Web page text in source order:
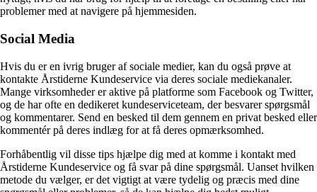
problemer med at navigere på hjemmesiden.
Social Media
Hvis du er en ivrig bruger af sociale medier, kan du også prøve at
kontakte Årstiderne Kundeservice via deres sociale mediekanaler.
Mange virksomheder er aktive på platforme som Facebook og Twitter,
og de har ofte en dedikeret kundeserviceteam, der besvarer spørgsmål
og kommentarer. Send en besked til dem gennem en privat besked eller
kommentér på deres indlæg for at få deres opmærksomhed.
Forhåbentlig vil disse tips hjælpe dig med at komme i kontakt med
Årstiderne Kundeservice og få svar på dine spørgsmål. Uanset hvilken
metode du vælger, er det vigtigt at være tydelig og præcis med dine